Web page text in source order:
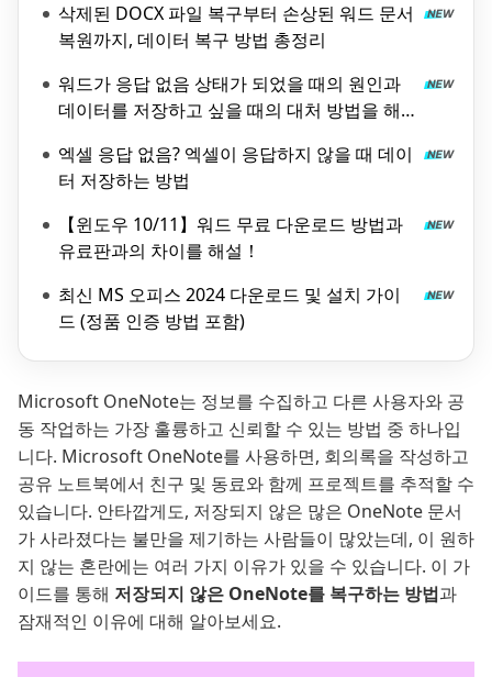
삭제된 DOCX 파일 복구부터 손상된 워드 문서
복원까지, 데이터 복구 방법 총정리
워드가 응답 없음 상태가 되었을 때의 원인과
데이터를 저장하고 싶을 때의 대처 방법을 해
엑셀 응답 없음? 엑셀이 응답하지 않을 때 데이
터 저장하는 방법
【윈도우 10/11】워드 무료 다운로드 방법과
유료판과의 차이를 해설！
최신 MS 오피스 2024 다운로드 및 설치 가이
드 (정품 인증 방법 포함)
Microsoft OneNote는 정보를 수집하고 다른 사용자와 공
동 작업하는 가장 훌륭하고 신뢰할 수 있는 방법 중 하나입
니다. Microsoft OneNote를 사용하면, 회의록을 작성하고
공유 노트북에서 친구 및 동료와 함께 프로젝트를 추적할 수
있습니다. 안타깝게도, 저장되지 않은 많은 OneNote 문서
가 사라졌다는 불만을 제기하는 사람들이 많았는데, 이 원하
지 않는 혼란에는 여러 가지 이유가 있을 수 있습니다. 이 가
이드를 통해 저장되지 않은 OneNote를 복구하는 방법과
잠재적인 이유에 대해 알아보세요.